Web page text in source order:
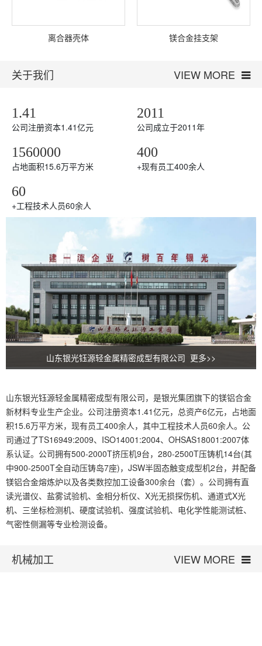
离合器壳体 镁合金挂支架
关于我们 VIEW MORE
1.41
公司注册资本1.41亿元
2011
公司成立于2011年
1560000
占地面积15.6万平方米
400
+现有员工400余人
60
+工程技术人员60余人
山东银光钰源轻金属精密成型有限公司 更多>>
山东银光钰源轻金属精密成型有限公司，是银光集团旗下的镁铝合金
新材料专业生产企业。公司注册资本1.41亿元，总资产6亿元，占地面
积15.6万平方米，现有员工400余人，其中工程技术人员60余人。公
司通过了TS16949:2009、ISO14001:2004、OHSAS18001:2007体
系认证。公司拥有500-2000T挤压机9台，280-2500T压铸机14台(其
中900-2500T全自动压铸岛7座)，JSW半固态触变成型机2台，并配备
镁铝合金熔炼炉以及各类数控加工设备300余台（套）。公司拥有直
读光谱仪、盐雾试验机、金相分析仪、X光无损探伤机、通道式X光
机、三坐标检测机、硬度试验机、强度试验机、电化学性能测试桩、
气密性侧漏等专业检测设备。
机械加工 VIEW MORE